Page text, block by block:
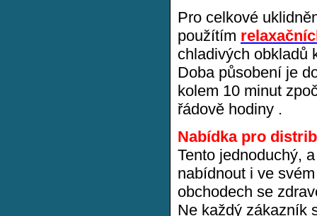
Pro celkové
použítím
chladivých obkladů
Doba působení je
kolem 10 minut
řádově hodiny .
Nabídka pro
Tento jednoduchý,
nabídnout i ve
obchodech se
Ne každý zákazník